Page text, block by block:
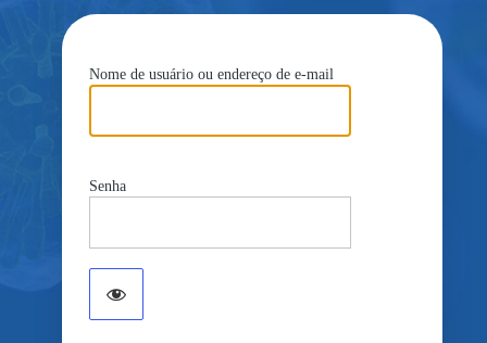
Nome de usuário ou endereço de e-mail
Senha